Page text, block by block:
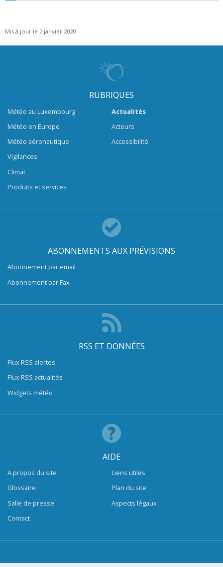
Mis à jour le 2 janvier 2020
RUBRIQUES
Météo au Luxembourg
Météo en Europe
Météo aéronautique
Vigilances
Climat
Produits et services
Actualités
Acteurs
Accessibilité
ABONNEMENTS AUX PRÉVISIONS
Abonnement par email
Abonnement par Fax
RSS ET DONNÉES
Flux RSS alertes
Flux RSS actualités
Widgets météo
AIDE
A propos du site
Glossaire
Salle de presse
Contact
Liens utiles
Plan du site
Aspects légaux